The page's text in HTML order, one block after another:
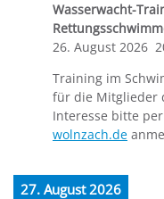
Wasserwacht-
26. August 2026
Training im
für die Mitglieder
Interesse bitte
wolnzach.de
27. August 2026